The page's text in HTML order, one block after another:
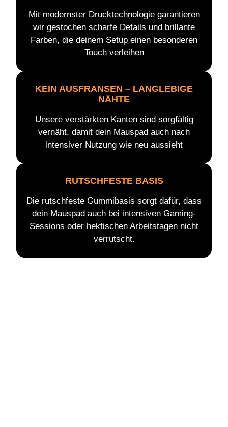
Mit modernster Drucktechnologie garantieren
wir gestochen scharfe Details und brillante
Farben, die deinem Setup einen besonderen
Touch verleihen
KEIN AUSFRANSEN – LANGLEBIGE
NÄHTE
Unsere verstärkten Kanten sind sorgfältig
vernäht, damit dein Mauspad auch nach
intensiver Nutzung wie neu aussieht
RUTSCHFESTE BASIS
Die rutschfeste Gummibasis sorgt dafür, dass
dein Mauspad auch bei intensiven Gaming-
Sessions oder hektischen Arbeitstagen nicht
verrutscht.